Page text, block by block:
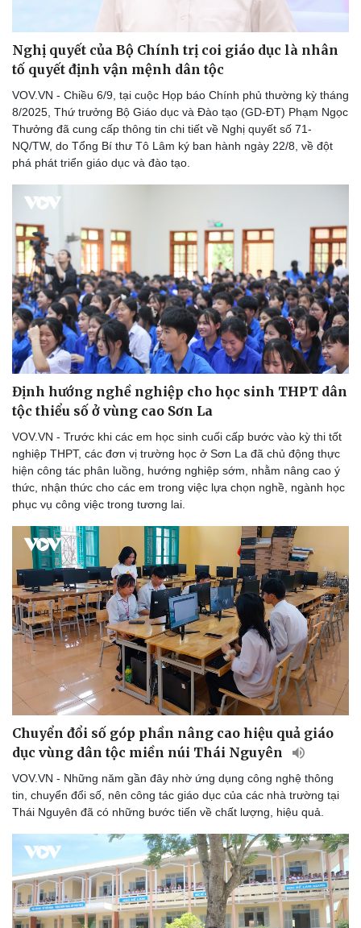
Sức khỏe
Dinh dưỡng - món ngon
Cây thuốc
Sản phụ khoa
Nhi khoa
Nam khoa
Làm đẹp - giảm cân
Phòng mạch online
Ăn sạch sống khỏe
Đời sống
Nhà đẹp
Blog
Tình yêu - Gia đình
Nghị quyết của Bộ Chính trị coi giáo dục là nhân
tố quyết định vận mệnh dân tộc
VOV.VN - Chiều 6/9, tại cuộc Họp báo Chính phủ thường kỳ tháng
8/2025, Thứ trưởng Bộ Giáo dục và Đào tạo (GD-ĐT) Phạm Ngọc
Thưởng đã cung cấp thông tin chi tiết về Nghị quyết số 71-
NQ/TW, do Tổng Bí thư Tô Lâm ký ban hành ngày 22/8, về đột
phá phát triển giáo dục và đào tạo.
Định hướng nghề nghiệp cho học sinh THPT dân
tộc thiểu số ở vùng cao Sơn La
VOV.VN - Trước khi các em học sinh cuối cấp bước vào kỳ thi tốt
nghiệp THPT, các đơn vị trường học ở Sơn La đã chủ động thực
hiện công tác phân luồng, hướng nghiệp sớm, nhằm nâng cao ý
thức, nhận thức cho các em trong việc lựa chọn nghề, ngành học
phục vụ công việc trong tương lai.
Chuyển đổi số góp phần nâng cao hiệu quả giáo
dục vùng dân tộc miền núi Thái Nguyên
VOV.VN - Những năm gần đây nhờ ứng dụng công nghệ thông
tin, chuyển đổi số, nên công tác giáo dục của các nhà trường tại
Thái Nguyên đã có những bước tiến về chất lượng, hiệu quả.